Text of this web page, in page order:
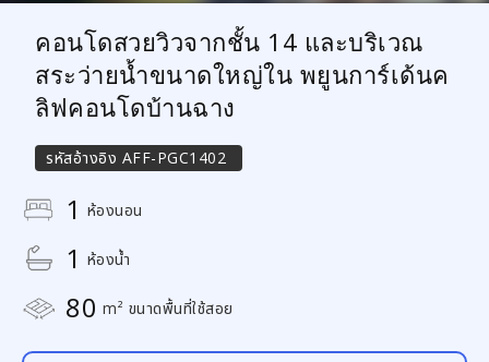
คอนโดสวยวิวจากชั้น 14 และบริเวณ
สระว่ายน้ำขนาดใหญ่ใน พยูนการ์เด้นค
ลิฟคอนโดบ้านฉาง
รหัสอ้างอิง AFF-PGC1402
1 ห้องนอน
1 ห้องน้ำ
80 m² ขนาดพื้นที่ใช้สอย